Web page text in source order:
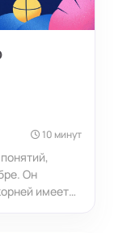
10 минут
Он
имеет